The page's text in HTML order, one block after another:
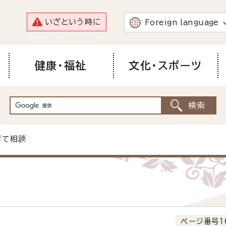
いざという時に Foreign language
健康・福祉 文化・スポーツ
相談
ページ番